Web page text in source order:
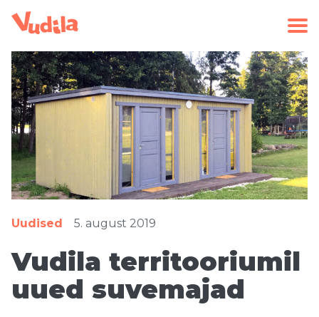
Uudised 5. august 2019
Vudila territooriumil
uued suvemajad